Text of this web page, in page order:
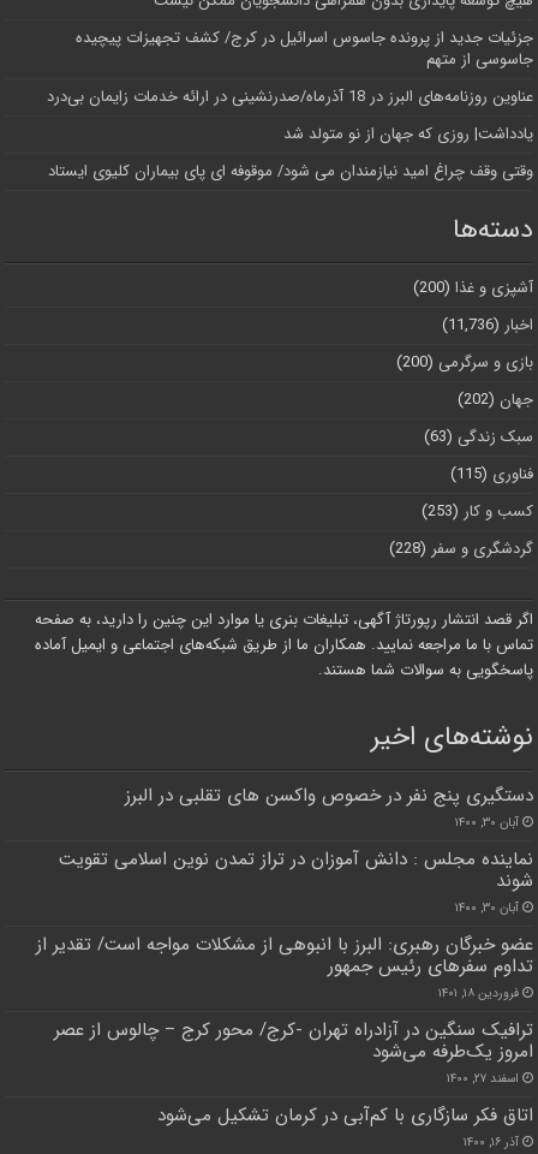
جزئیات جدید از پرونده جاسوس اسرائیل در کرج/‌ کشف تجهیزات پیچیده
جاسوسی از متهم
عناوین روزنامه‌های البرز در ‌18 آذرماه/صدرنشینی در ارائه خدمات زایمان بی‌درد
یادداشت| روزی که جهان از نو متولد شد
وقتی وقف چراغ امید نیازمندان می شود/ موقوفه ای پای بیماران کلیوی ایستاد
دسته‌ها
آشپزی و غذا (200)
اخبار (11,736)
بازی و سرگرمی (200)
جهان (202)
سبک زندگی (63)
فناوری (115)
کسب و کار (253)
گردشگری و سفر (228)
اگر قصد انتشار رپورتاژ آگهی، تبلیغات بنری یا موارد این چنین را دارید، به صفحه
تماس با ما مراجعه نمایید. همکاران ما از طریق شبکه‌های اجتماعی و ایمیل آماده
پاسخگویی به سوالات شما هستند.
نوشته‌های اخیر
دستگیری پنج نفر در خصوص واکسن های تقلبی در البرز
آبان ۳۰, ۱۴۰۰
نماینده مجلس : دانش آموزان در تراز تمدن نوین اسلامی تقویت
شوند
آبان ۳۰, ۱۴۰۰
عضو خبرگان رهبری: البرز با انبوهی از مشکلات مواجه است/ تقدیر از
تداوم سفرهای رئیس جمهور
فروردین ۱۸, ۱۴۰۱
ترافیک سنگین در آزادراه تهران -کرج/ محور کرج – چالوس از عصر
امروز یک‌طرفه می‌شود
اسفند ۲۷, ۱۴۰۰
اتاق فکر سازگاری با کم‌آبی در کرمان تشکیل می‌شود
آذر ۱۶, ۱۴۰۰